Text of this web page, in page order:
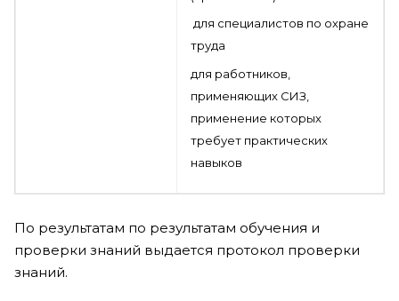
для специалистов по охране
труда
для работников,
применяющих СИЗ,
применение которых
требует практических
навыков
По результатам по результатам обучения и
проверки знаний выдается протокол проверки
знаний.